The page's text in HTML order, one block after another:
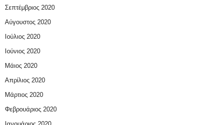
Σεπτέμβριος 2020
Αύγουστος 2020
Ιούλιος 2020
Ιούνιος 2020
Μάιος 2020
Απρίλιος 2020
Μάρτιος 2020
Φεβρουάριος 2020